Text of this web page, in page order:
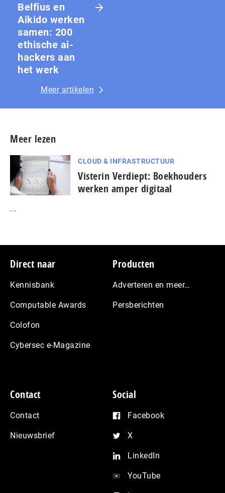
Belfius en
Aikido werken
samen: 200
ethische ai-
hackers aan
het werk
Meer artikelen
Meer lezen
CLOUD & INFRASTRUCTUUR
Visterin Verdiept: Boekhouders
werken amper digitaal
...
Footer
Direct naar
Kennisbank
Computable Awards
Colofon
Cybersec e-Magazine
Producten
Adverteren en meer…
Persberichten
Contact
Contact
Nieuwsbrief
Social
Facebook
X
LinkedIn
YouTube